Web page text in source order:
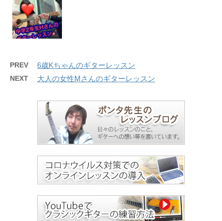
PREV 6歳Kちゃんのギターレッスン
NEXT 大人の女性Mさんのギターレッスン